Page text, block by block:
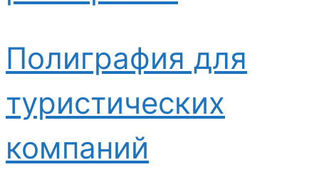
Полиграфия для
туристических
компаний